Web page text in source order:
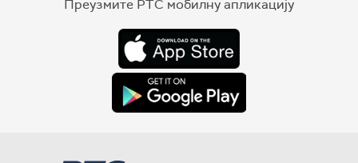
Преузмите РТС мобилну апликацију